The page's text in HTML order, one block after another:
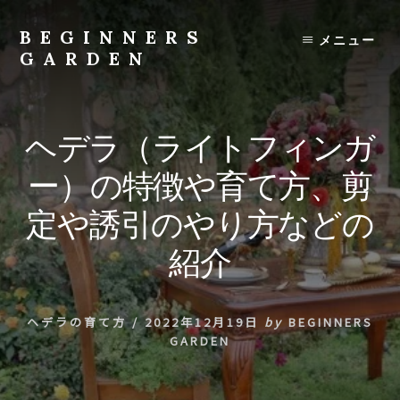
content
BEGINNERS
GARDEN
物
の
種
類
や
育
て
方
の
紹
介
を
行
い
メニュー
ヘデラ（ライトフィンガ
ー）の特徴や育て方、剪
定や誘引のやり方などの
紹介
ヘデラの育て方/ 2022年12月19日 by BEGINNERS
GARDEN